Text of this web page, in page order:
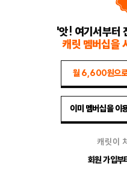
'앗! 여기서부터
캐릿 멤버십을
월 6,600원으
이미 멤버십을 이
캐릿이
회원 가입부